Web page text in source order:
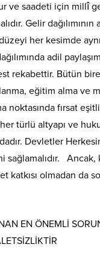
ve saadeti için millî
Gelir
her kesimde
adil
rekabettir. Bütün
eğitim alma ve
noktasında fırsat
türlü altyapı ve
Devletler
sağlamalıdır. Ancak,
katkısı olmadan da
EN ÖNEMLİ